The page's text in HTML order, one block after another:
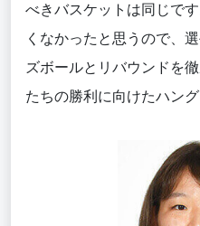
べきバスケットは同じで
くなかったと思うので、
ズボールとリバウンドを
たちの勝利に向けたハン